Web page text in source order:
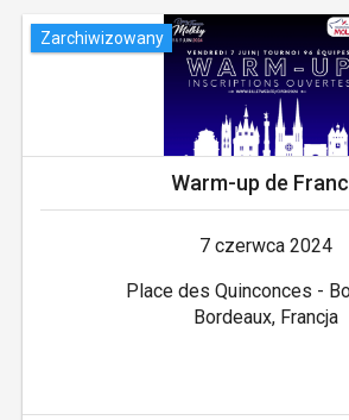
Zarchiwizowany
Warm-up de
7 czerwca 2024
Place des Quinconces -
Bordeaux, Francja